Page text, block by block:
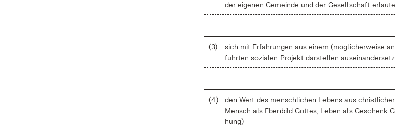
der ei­ge­nen Ge­mein­de und der Ge­sell­schaft
(3)
sich mit Er­fah­run­gen aus ei­nem (mög­li­cher­wei­se
führ­ten so­zia­len Pro­jekt dar­stel­len
(4)
den Wert des men­sch­li­chen Le­bens aus
Mensch als Eben­bild Got­tes, Le­ben als Ge­schenk
hung)